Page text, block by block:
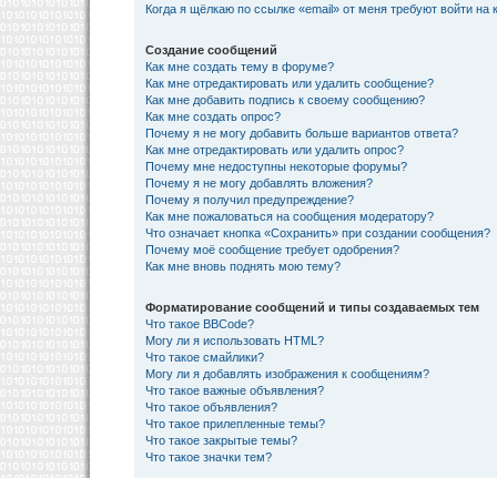
Когда я щёлкаю по ссылке «email» от меня требуют войти на
Создание сообщений
Как мне создать тему в форуме?
Как мне отредактировать или удалить сообщение?
Как мне добавить подпись к своему сообщению?
Как мне создать опрос?
Почему я не могу добавить больше вариантов ответа?
Как мне отредактировать или удалить опрос?
Почему мне недоступны некоторые форумы?
Почему я не могу добавлять вложения?
Почему я получил предупреждение?
Как мне пожаловаться на сообщения модератору?
Что означает кнопка «Сохранить» при создании сообщения?
Почему моё сообщение требует одобрения?
Как мне вновь поднять мою тему?
Форматирование сообщений и типы создаваемых тем
Что такое BBCode?
Могу ли я использовать HTML?
Что такое смайлики?
Могу ли я добавлять изображения к сообщениям?
Что такое важные объявления?
Что такое объявления?
Что такое прилепленные темы?
Что такое закрытые темы?
Что такое значки тем?